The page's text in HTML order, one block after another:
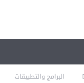
البرامج والتطبيقات